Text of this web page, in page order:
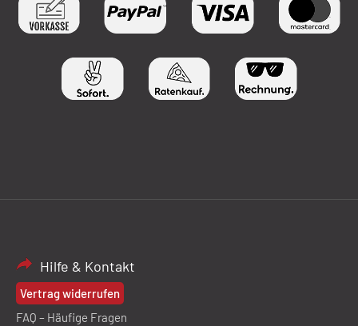
Hilfe & Kontakt
Vertrag widerrufen
FAQ – Häufige Fragen